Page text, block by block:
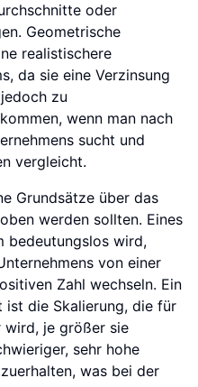
oder
Geometrische
realistischere
da sie eine Verzinsung
zu
wenn man nach
sucht und
vergleicht.
Grundsätze über das
werden sollten. Eines
bedeutungslos wird,
von einer
Zahl wechseln. Ein
die Skalierung, die für
wird, je größer sie
sehr hohe
was bei der